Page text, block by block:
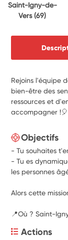
Saint-Igny-de-
Vers(69)
Rejoins l'équipe
bien-être des
ressources et
accompagner !🎈
Objectifs
- Tu souhaites
- Tu es
les personnes
Alors cette
📍Où ? Saint-
Actions